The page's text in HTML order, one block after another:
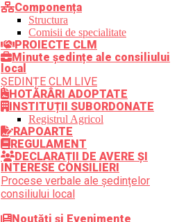
Componența
Structura
Comisii de specialitate
PROIECTE CLM
Minute ședințe ale consiliului
local
ȘEDINȚE CLM LIVE
HOTĂRÂRI ADOPTATE
INSTITUȚII SUBORDONATE
Registrul Agricol
RAPOARTE
REGULAMENT
DECLARAȚII DE AVERE ȘI
INTERESE CONSILIERI
Procese verbale ale ședințelor
consiliului local
Noutăți și Evenimente